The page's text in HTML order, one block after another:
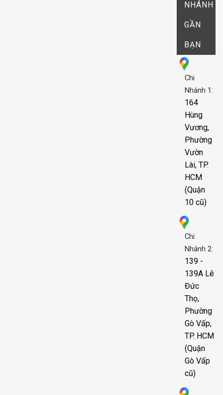
NHÁNH
GẦN
BẠN
Chi
Nhánh 1:
164
Hùng
Vương,
Phường
Vườn
Lài, TP.
HCM
(Quận
10 cũ)
Chi
Nhánh 2:
139 -
139A Lê
Đức
Thọ,
Phường
Gò Vấp,
TP. HCM
(Quận
Gò Vấp
cũ)